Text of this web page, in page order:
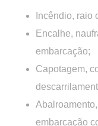
Incêndio, raio
Encalhe,
embarcação;
Capotagem,
embarcação